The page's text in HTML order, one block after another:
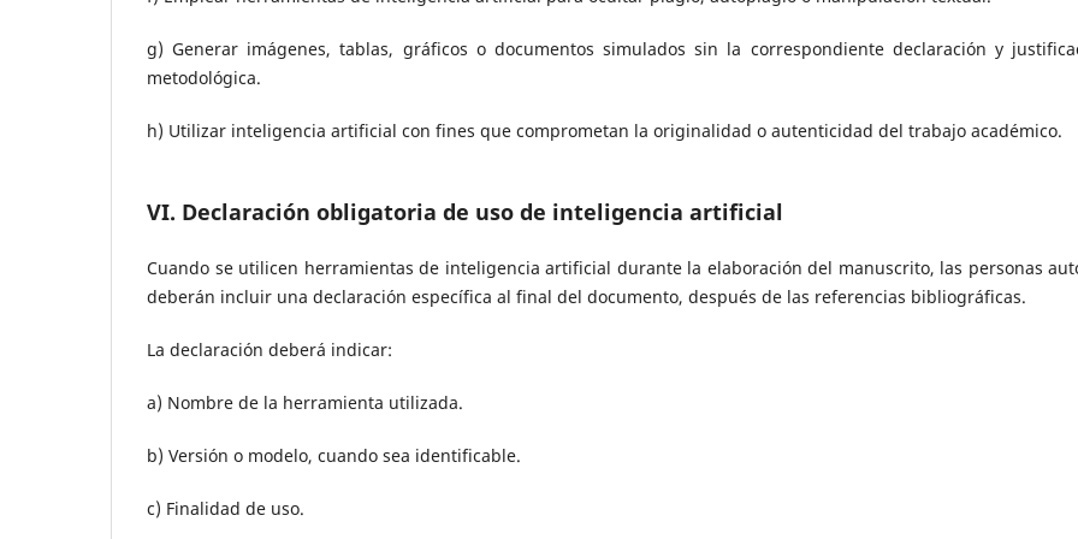
g) Generar imágenes, tablas, gráficos o documentos simulados sin la correspondiente declaración y
metodológica.
h) Utilizar inteligencia artificial con fines que comprometan la originalidad o autenticidad del trabajo académico.
VI. Declaración obligatoria de uso de inteligencia artificial
Cuando se utilicen herramientas de inteligencia artificial durante la elaboración del manuscrito, las personas
deberán incluir una declaración específica al final del documento, después de las referencias bibliográficas.
La declaración deberá indicar:
a) Nombre de la herramienta utilizada.
b) Versión o modelo, cuando sea identificable.
c) Finalidad de uso.